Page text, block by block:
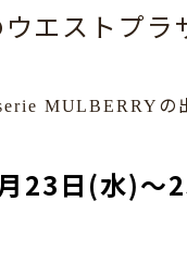
エストプラ
MULBERRY の
23日(水)～